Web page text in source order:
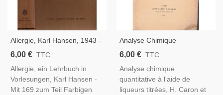
Allergie, Karl Hansen, 1943 -
Les Allergies, Manuels De
6,00 € TTC
Allergie, ein Lehrbuch in
Vorlesungen, Karl Hansen -
Mit 169 zum Teil Farbigen
Analyse Chimique
Quantitative À L'aide De
Raquet, 1934 - Chimie,
Manuels Universitaires,
6,00 € TTC
Analyse chimique
quantitative à l'aide de
liqueurs titrées, H. Caron et